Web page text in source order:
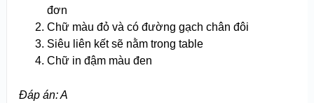
đơn
Chữ màu đỏ và có đường gạch chân đôi
Siêu liên kết sẽ nằm trong table
Chữ in đậm màu đen
Đáp án: A